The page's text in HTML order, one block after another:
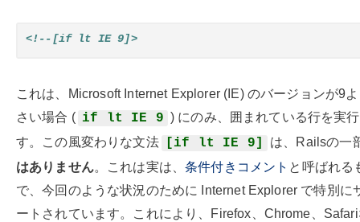
<!--[if lt IE 9]>
これは、Microsoft Internet Explorer (IE) のバージョンが9
さい場合 ( if lt IE 9 ) にのみ、囲まれている行を実
す。この風変わりな文法
[if lt IE 9]
は、Railsの一
はありません。これは実は、条件付きコメント と呼ばれる
で、今回のような状況のために Internet Explorer で特別に
ートされています。これにより、Firefox、Chrome、